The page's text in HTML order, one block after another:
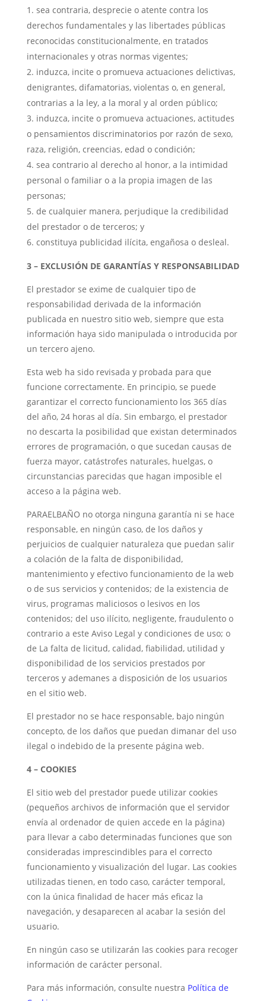
sea contraria, desprecie o atente contra los
derechos fundamentales y las libertades públicas
reconocidas constitucionalmente, en tratados
internacionales y otras normas vigentes;
induzca, incite o promueva actuaciones delictivas,
denigrantes, difamatorias, violentas o, en general,
contrarias a la ley, a la moral y al orden público;
induzca, incite o promueva actuaciones, actitudes
o pensamientos discriminatorios por razón de sexo,
raza, religión, creencias, edad o condición;
sea contrario al derecho al honor, a la intimidad
personal o familiar o a la propia imagen de las
personas;
de cualquier manera, perjudique la credibilidad
del prestador o de terceros; y
constituya publicidad ilícita, engañosa o desleal.
3 – EXCLUSIÓN DE GARANTÍAS Y RESPONSABILIDAD
El prestador se exime de cualquier tipo de
responsabilidad derivada de la información
publicada en nuestro sitio web, siempre que esta
información haya sido manipulada o introducida por
un tercero ajeno.
Esta web ha sido revisada y probada para que
funcione correctamente. En principio, se puede
garantizar el correcto funcionamiento los 365 días
del año, 24 horas al día. Sin embargo, el prestador
no descarta la posibilidad que existan determinados
errores de programación, o que sucedan causas de
fuerza mayor, catástrofes naturales, huelgas, o
circunstancias parecidas que hagan imposible el
acceso a la página web.
PARAELBAÑO no otorga ninguna garantía ni se hace
responsable, en ningún caso, de los daños y
perjuicios de cualquier naturaleza que puedan salir
a colación de la falta de disponibilidad,
mantenimiento y efectivo funcionamiento de la web
o de sus servicios y contenidos; de la existencia de
virus, programas maliciosos o lesivos en los
contenidos; del uso ilícito, negligente, fraudulento o
contrario a este Aviso Legal y condiciones de uso; o
de La falta de licitud, calidad, fiabilidad, utilidad y
disponibilidad de los servicios prestados por
terceros y ademanes a disposición de los usuarios
en el sitio web.
El prestador no se hace responsable, bajo ningún
concepto, de los daños que puedan dimanar del uso
ilegal o indebido de la presente página web.
4 – COOKIES
El sitio web del prestador puede utilizar cookies
(pequeños archivos de información que el servidor
envía al ordenador de quien accede en la página)
para llevar a cabo determinadas funciones que son
consideradas imprescindibles para el correcto
funcionamiento y visualización del lugar. Las cookies
utilizadas tienen, en todo caso, carácter temporal,
con la única finalidad de hacer más eficaz la
navegación, y desaparecen al acabar la sesión del
usuario.
En ningún caso se utilizarán las cookies para recoger
información de carácter personal.
Para más información, consulte nuestra Política de